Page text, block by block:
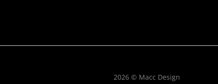
2026 © Macc Design